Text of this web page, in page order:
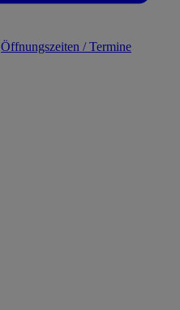
Öffnungszeiten / Termine